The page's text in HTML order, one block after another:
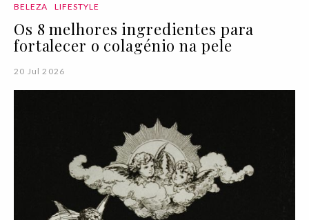
BELEZA LIFESTYLE
Os 8 melhores ingredientes para
fortalecer o colagénio na pele
20 Jul 2026